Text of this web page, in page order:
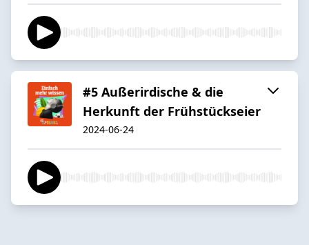
#5 Außerirdische & die
Herkunft der Frühstückseier
2024-06-24